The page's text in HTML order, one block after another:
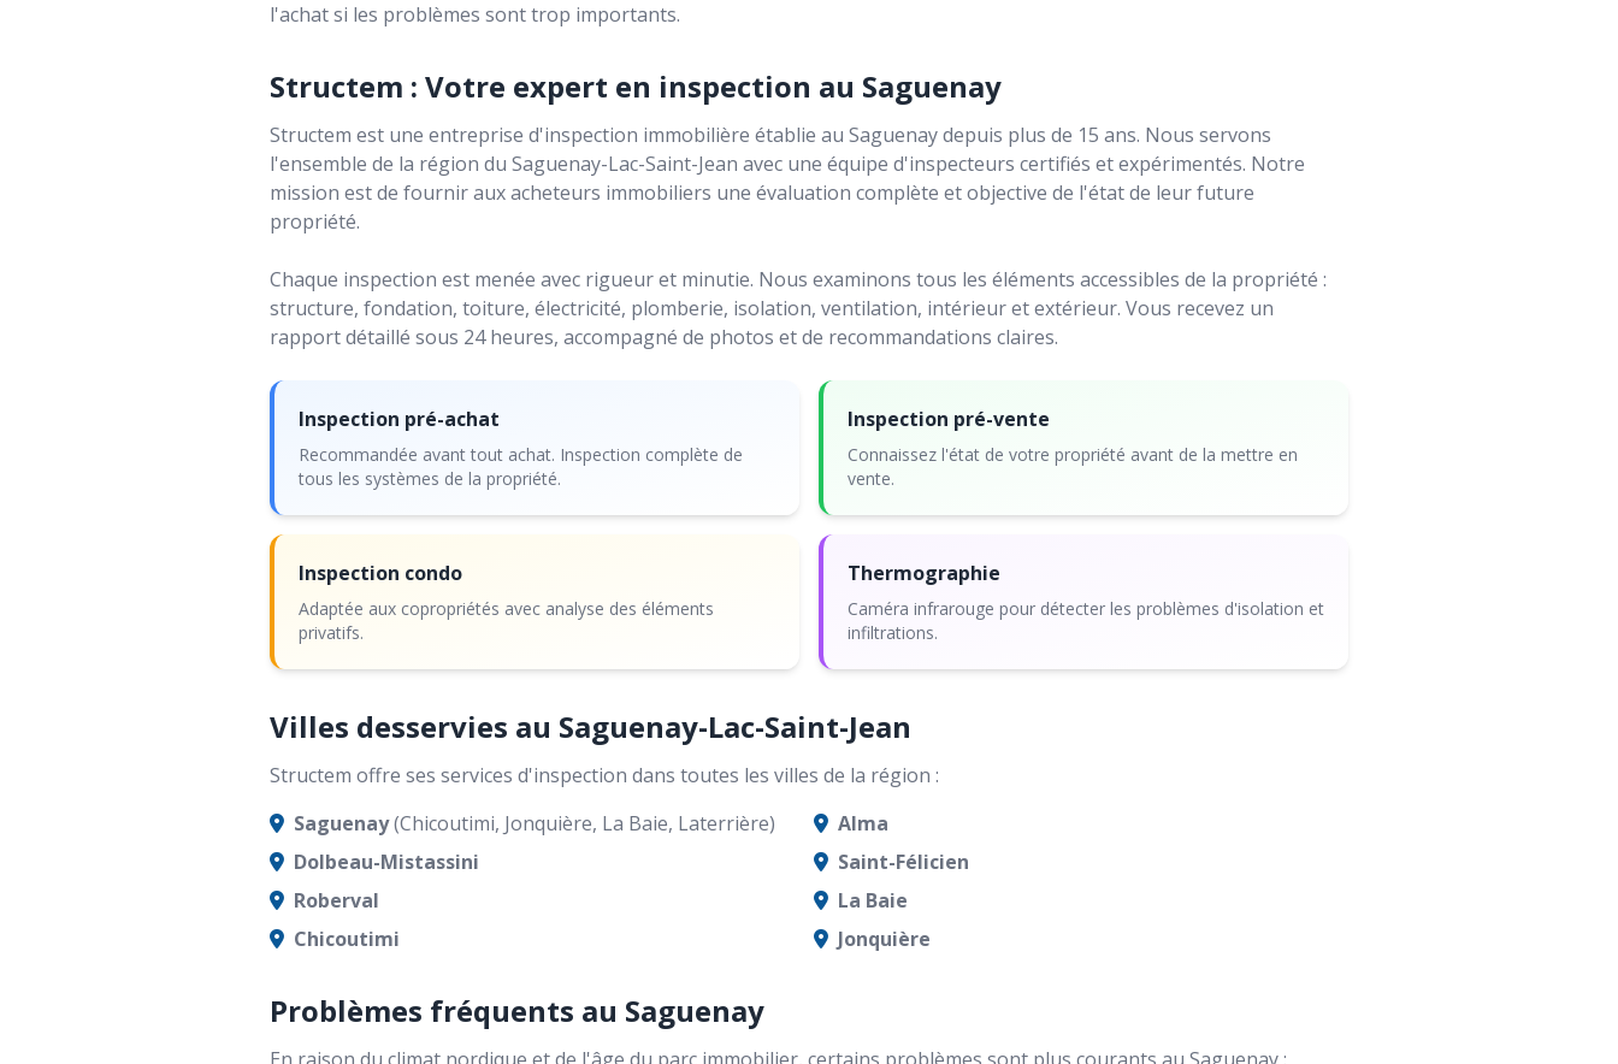
l'achat si les problèmes sont trop importants.
Structem : Votre expert en inspection au Saguenay
Structem est une entreprise d'inspection immobilière établie au Saguenay depuis plus de 15 ans. Nous servons
l'ensemble de la région du Saguenay-Lac-Saint-Jean avec une équipe d'inspecteurs certifiés et expérimentés. Notre
mission est de fournir aux acheteurs immobiliers une évaluation complète et objective de l'état de leur future
propriété.
Chaque inspection est menée avec rigueur et minutie. Nous examinons tous les éléments accessibles de la propriété :
structure, fondation, toiture, électricité, plomberie, isolation, ventilation, intérieur et extérieur. Vous recevez un
rapport détaillé sous 24 heures, accompagné de photos et de recommandations claires.
Inspection pré-achat
Recommandée avant tout achat. Inspection complète de
tous les systèmes de la propriété.
Inspection pré-vente
Connaissez l'état de votre propriété avant de la mettre en
vente.
Inspection condo
Adaptée aux copropriétés avec analyse des éléments
privatifs.
Thermographie
Caméra infrarouge pour détecter les problèmes d'isolation et
infiltrations.
Villes desservies au Saguenay-Lac-Saint-Jean
Structem offre ses services d'inspection dans toutes les villes de la région :
Saguenay(Chicoutimi, Jonquière, La Baie, Laterrière)
Alma
Dolbeau-Mistassini
Saint-Félicien
Roberval
La Baie
Chicoutimi
Jonquière
Problèmes fréquents au Saguenay